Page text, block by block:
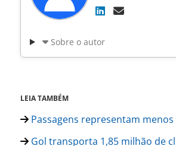
Sobre o autor
LEIA TAMBÉM
Passagens representam
Gol transporta 1,85 milhão de